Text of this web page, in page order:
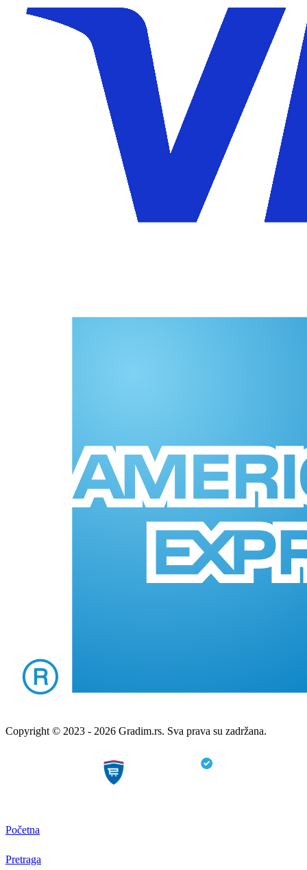
Copyright © 2023 - 2026 Gradim.rs. Sva prava su zadržana.
Početna
Pretraga